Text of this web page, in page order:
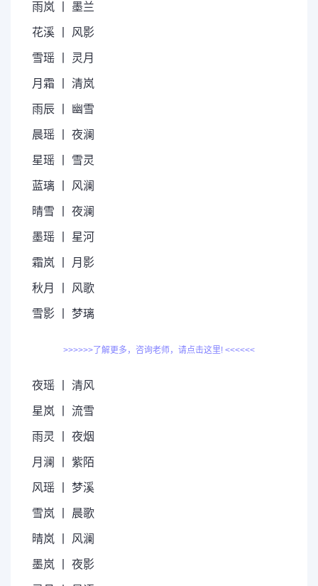
雨岚 丨 墨兰
花溪 丨 风影
雪瑶 丨 灵月
月霜 丨 清岚
雨辰 丨 幽雪
晨瑶 丨 夜澜
星瑶 丨 雪灵
蓝璃 丨 风澜
晴雪 丨 夜澜
墨瑶 丨 星河
霜岚 丨 月影
秋月 丨 风歌
雪影 丨 梦璃
>>>>>>了解更多，咨询老师，请点击这里! <<<<<<
夜瑶 丨 清风
星岚 丨 流雪
雨灵 丨 夜烟
月澜 丨 紫陌
风瑶 丨 梦溪
雪岚 丨 晨歌
晴岚 丨 风澜
墨岚 丨 夜影